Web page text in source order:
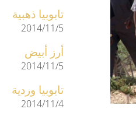
تابوبيا ذهبية
2014/11/5
أرز أبيض
2014/11/5
تابوبيا وردية
2014/11/4